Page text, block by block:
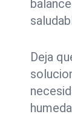
Deja